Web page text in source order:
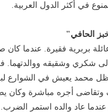
في أكثر الدول العربية.
الحافي"
بربرية فقيرة. عندما كان
شكري وشقيقه ووالدتهما.
محمد يعيش في الشوارع
أجره مباشرة وكان
عاد والده استمر